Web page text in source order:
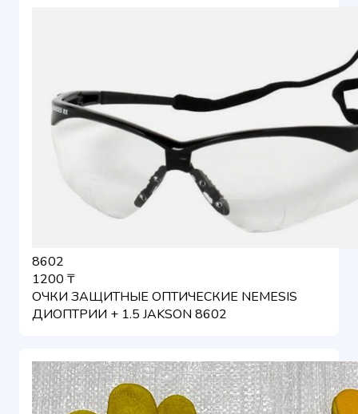
8602
1200 ₸
ОЧКИ ЗАЩИТНЫЕ ОПТИЧЕСКИЕ NEMESIS
ДИОПТРИИ + 1.5 JAKSON 8602